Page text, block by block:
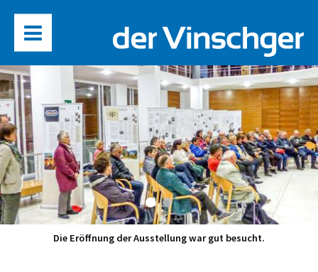
Die Eröffnung der Ausstellung war gut besucht.